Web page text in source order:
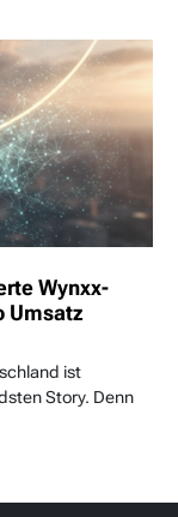
Wynxx-
Umsatz
ist
Story. Denn